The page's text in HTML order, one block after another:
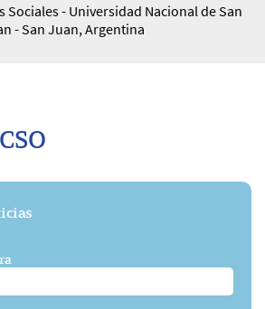
Sociales - Universidad Nacional de San
- San Juan, Argentina